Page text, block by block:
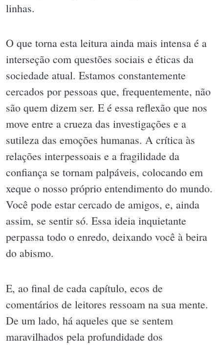
linhas.
O que torna esta leitura ainda mais intensa é a
interseção com questões sociais e éticas da
sociedade atual. Estamos constantemente
cercados por pessoas que, frequentemente, não
são quem dizem ser. E é essa reflexão que nos
move entre a crueza das investigações e a
sutileza das emoções humanas. A crítica às
relações interpessoais e a fragilidade da
confiança se tornam palpáveis, colocando em
xeque o nosso próprio entendimento do mundo.
Você pode estar cercado de amigos, e, ainda
assim, se sentir só. Essa ideia inquietante
perpassa todo o enredo, deixando você à beira
do abismo.
E, ao final de cada capítulo, ecos de
comentários de leitores ressoam na sua mente.
De um lado, há aqueles que se sentem
maravilhados pela profundidade dos